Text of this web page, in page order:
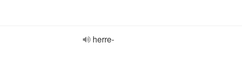
herre-